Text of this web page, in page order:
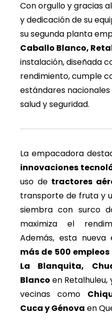
Con orgullo y gracias
y dedicación de su
su segunda planta
Caballo Blanco,
instalación, diseñada
rendimiento, cumple
estándares
salud y seguridad.
La empacadora
innovaciones
uso de tractores
transporte de fruta y
siembra con surco
maximiza el
Además, esta nueva
más de 500 empleos
La Blanquita,
Blanco en
vecinas como
Cuca y Génova en